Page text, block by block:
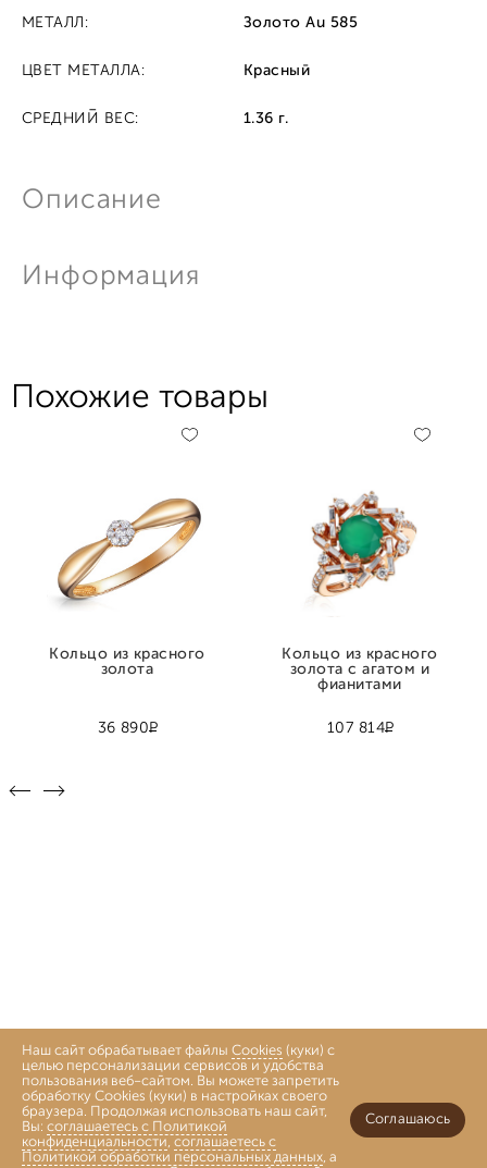
Описание
Информация
МЕТАЛЛ: Золото Au 585
ЦВЕТ МЕТАЛЛА: Красный
СРЕДНИЙ ВЕС: 1.36 г.
Похожие товары
36 890Р
Кольцо из красного
золота
107 814Р
Кольцо из красного
золота с агатом и
фианитами
Наш сайт обрабатывает файлы Cookies (куки) с
целью персонализации сервисов и удобства
пользования веб-сайтом. Вы можете запретить
обработку Cookies (куки) в настройках своего
браузера. Продолжая использовать наш сайт,
Вы: соглашаетесь с Политикой
конфиденциальности, соглашаетесь с
Политикой обработки персональных данных, а
Соглашаюсь